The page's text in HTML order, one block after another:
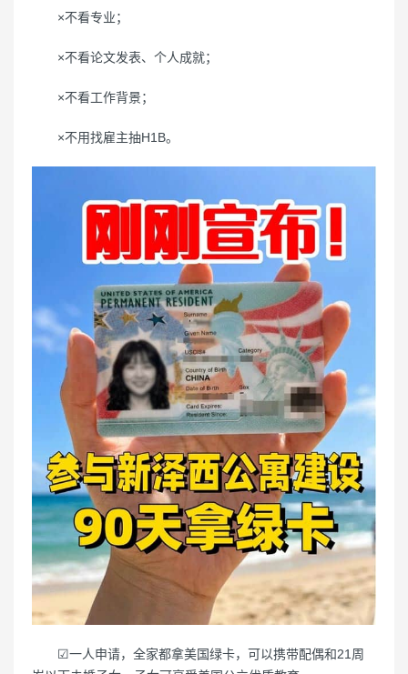
×不看专业；
×不看论文发表、个人成就；
×不看工作背景；
×不用找雇主抽H1B。
☑一人申请，全家都拿美国绿卡，可以携带配偶和21周